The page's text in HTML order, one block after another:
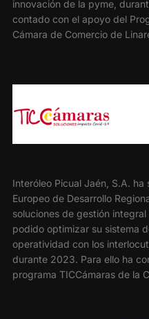
innovación de la pyme,
contado con el apoyo del
Cámara de Comercio de
Interóleo Picual Jaén, S.A.
Europeo de Desarrollo
soluciones de gestión
podido optimizar su sistema
operatividad con los
durante 2023. Para ello ha
programa TICCámaras de la